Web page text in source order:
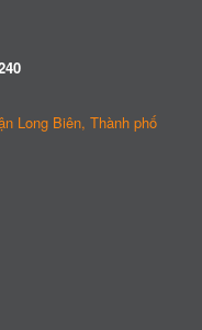
Long Biên, Thành phố